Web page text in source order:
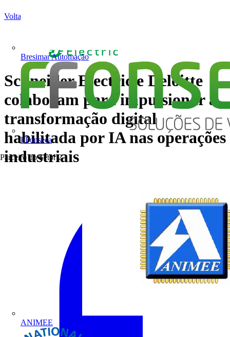
Bresimar Automação
FFonseca
Parceiro do Setor 2
ANIMEE
Voltar para Notícias
Schneider Electric e Deloitte
colaboram para impulsionar a
transformação digital
habilitada por IA nas operações
industriais